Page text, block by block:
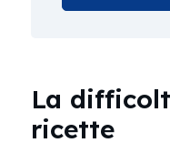
La
ricette